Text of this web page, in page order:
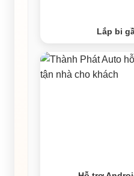
Lắp bi